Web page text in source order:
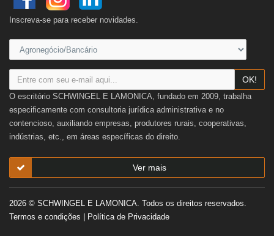
Inscreva-se para receber novidades.
OK!
O escritório SCHWINGEL E LAMONICA, fundado em 2009, trabalha
especificamente com consultoria jurídica administrativa e no
contencioso, auxiliando empresas, produtores rurais, cooperativas,
indústrias, etc., em áreas específicas do direito.
Ver mais
2026 © SCHWINGEL E LAMONICA. Todos os direitos reservados.
Termos e condições
Política de Privacidade